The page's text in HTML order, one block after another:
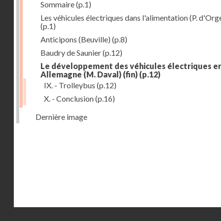
Sommaire(p.1)
Les véhicules électriques dans l'alimentation (P.
(p.1)
Anticipons (Beuville) (p.8)
Baudry de Saunier(p.12)
Le développement des véhicules électriques
Allemagne (M. Daval) (fin) (p.12)
IX. - Trolleybus (p.12)
X. - Conclusion(p.16)
Dernière image